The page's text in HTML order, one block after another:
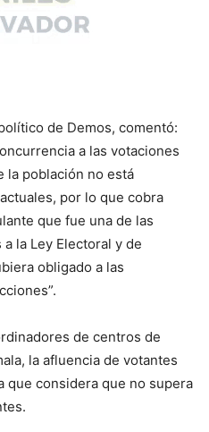
de Demos, comentó:
a las votaciones
la población no está
por lo que cobra
que fue una de las
la Ley Electoral y de
obligado a las
de centros de
la afluencia de votantes
que considera que no supera